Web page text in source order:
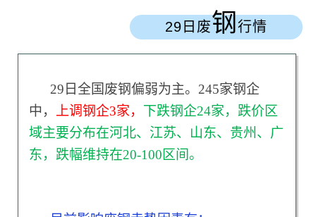
29日废钢行情
29日全国废钢偏弱为主。245家钢企
中，
上调钢企3家， 下跌钢企24家，跌价区
域主要分布在河北、江苏、山东、贵州、广
东，跌幅维持在20-100区间。